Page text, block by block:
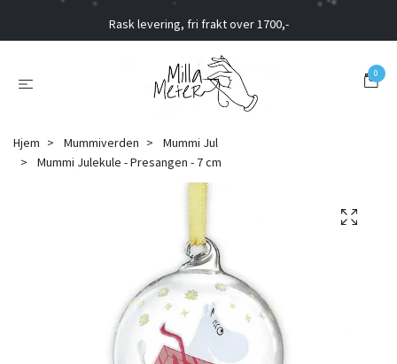
Rask levering, fri frakt over 1700,-
0
Hjem Mummiverden
Mummi Jul
Mummi Julekule - Presangen - 7 cm